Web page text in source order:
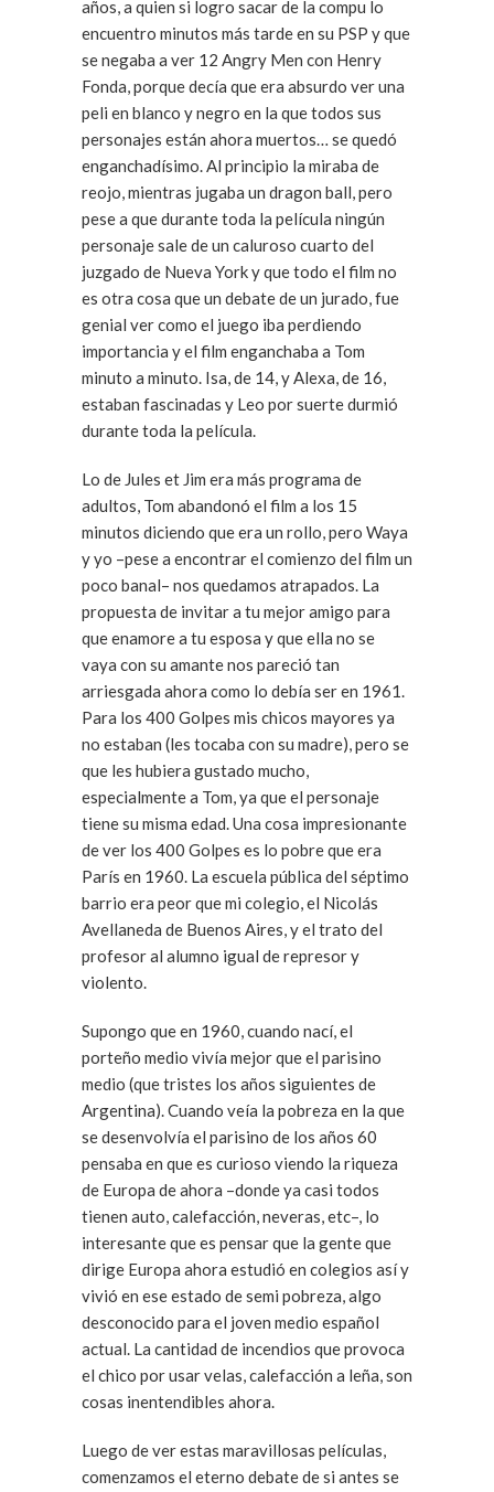
años, a quien si logro sacar de la compu lo
encuentro minutos más tarde en su PSP y que
se negaba a ver 12 Angry Men con Henry
Fonda, porque decía que era absurdo ver una
peli en blanco y negro en la que todos sus
personajes están ahora muertos… se quedó
enganchadísimo. Al principio la miraba de
reojo, mientras jugaba un dragon ball, pero
pese a que durante toda la película ningún
personaje sale de un caluroso cuarto del
juzgado de Nueva York y que todo el film no
es otra cosa que un debate de un jurado, fue
genial ver como el juego iba perdiendo
importancia y el film enganchaba a Tom
minuto a minuto. Isa, de 14, y Alexa, de 16,
estaban fascinadas y Leo por suerte durmió
durante toda la película.
Lo de Jules et Jim era más programa de
adultos, Tom abandonó el film a los 15
minutos diciendo que era un rollo, pero Waya
y yo –pese a encontrar el comienzo del film un
poco banal– nos quedamos atrapados. La
propuesta de invitar a tu mejor amigo para
que enamore a tu esposa y que ella no se
vaya con su amante nos pareció tan
arriesgada ahora como lo debía ser en 1961.
Para los 400 Golpes mis chicos mayores ya
no estaban (les tocaba con su madre), pero se
que les hubiera gustado mucho,
especialmente a Tom, ya que el personaje
tiene su misma edad. Una cosa impresionante
de ver los 400 Golpes es lo pobre que era
París en 1960. La escuela pública del séptimo
barrio era peor que mi colegio, el Nicolás
Avellaneda de Buenos Aires, y el trato del
profesor al alumno igual de represor y
violento.
Supongo que en 1960, cuando nací, el
porteño medio vivía mejor que el parisino
medio (que tristes los años siguientes de
Argentina). Cuando veía la pobreza en la que
se desenvolvía el parisino de los años 60
pensaba en que es curioso viendo la riqueza
de Europa de ahora –donde ya casi todos
tienen auto, calefacción, neveras, etc–, lo
interesante que es pensar que la gente que
dirige Europa ahora estudió en colegios así y
vivió en ese estado de semi pobreza, algo
desconocido para el joven medio español
actual. La cantidad de incendios que provoca
el chico por usar velas, calefacción a leña, son
cosas inentendibles ahora.
Luego de ver estas maravillosas películas,
comenzamos el eterno debate de si antes se